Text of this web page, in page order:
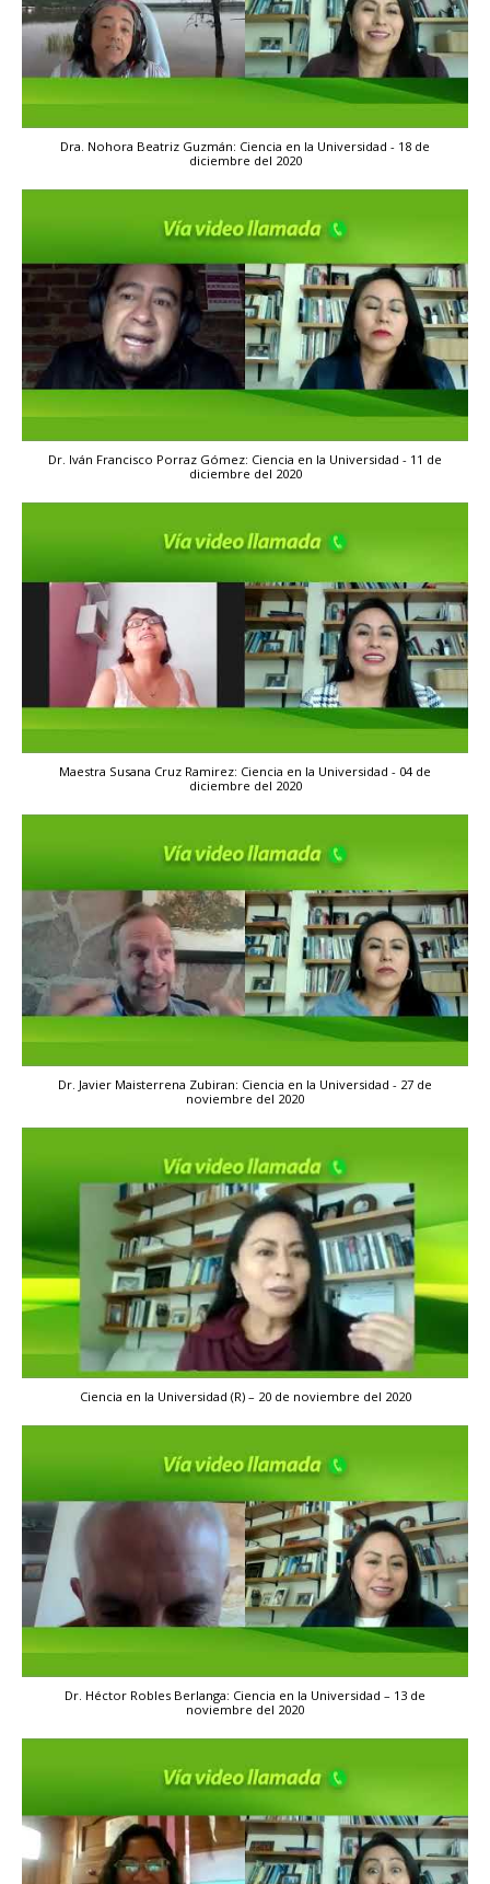
Dra. Nohora Beatriz Guzmán: Ciencia en la Universidad - 18 de
diciembre del 2020
Dr. Iván Francisco Porraz Gómez: Ciencia en la Universidad - 11 de
diciembre del 2020
Maestra Susana Cruz Ramirez: Ciencia en la Universidad - 04 de
diciembre del 2020
Dr. Javier Maisterrena Zubiran: Ciencia en la Universidad - 27 de
noviembre del 2020
Ciencia en la Universidad (R) – 20 de noviembre del 2020
Dr. Héctor Robles Berlanga: Ciencia en la Universidad – 13 de
noviembre del 2020